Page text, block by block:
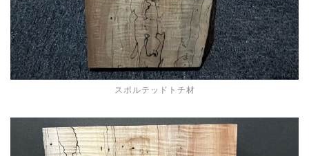
スポルテッドトチ材